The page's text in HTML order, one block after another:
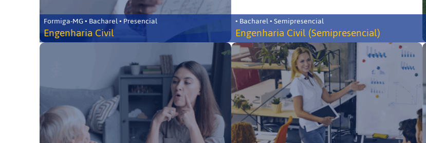
Formiga-MG • Bacharel • Presencial
Engenharia Civil
• Bacharel • Semipresencial
Engenharia Civil (Semipresencial)